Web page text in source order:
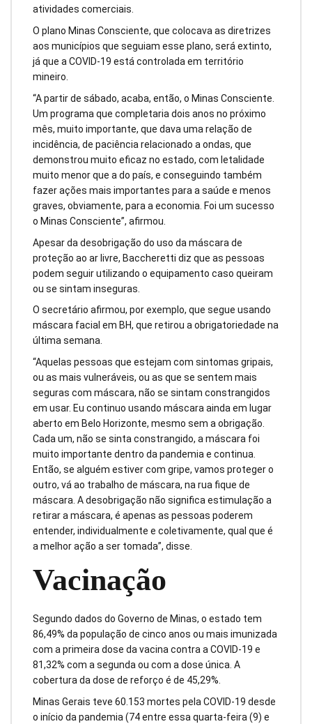
atividades comerciais.
O plano Minas Consciente, que colocava as diretrizes
aos municípios que seguiam esse plano, será extinto,
já que a COVID-19 está controlada em território
mineiro.
“A partir de sábado, acaba, então, o Minas Consciente.
Um programa que completaria dois anos no próximo
mês, muito importante, que dava uma relação de
incidência, de paciência relacionado a ondas, que
demonstrou muito eficaz no estado, com letalidade
muito menor que a do país, e conseguindo também
fazer ações mais importantes para a saúde e menos
graves, obviamente, para a economia. Foi um sucesso
o Minas Consciente”, afirmou.
Apesar da desobrigação do uso da máscara de
proteção ao ar livre, Baccheretti diz que as pessoas
podem seguir utilizando o equipamento caso queiram
ou se sintam inseguras.
O secretário afirmou, por exemplo, que segue usando
máscara facial em BH, que retirou a obrigatoriedade na
última semana.
“Aquelas pessoas que estejam com sintomas gripais,
ou as mais vulneráveis, ou as que se sentem mais
seguras com máscara, não se sintam constrangidos
em usar. Eu continuo usando máscara ainda em lugar
aberto em Belo Horizonte, mesmo sem a obrigação.
Cada um, não se sinta constrangido, a máscara foi
muito importante dentro da pandemia e continua.
Então, se alguém estiver com gripe, vamos proteger o
outro, vá ao trabalho de máscara, na rua fique de
máscara. A desobrigação não significa estimulação a
retirar a máscara, é apenas as pessoas poderem
entender, individualmente e coletivamente, qual que é
a melhor ação a ser tomada”, disse.
Vacinação
Segundo dados do Governo de Minas, o estado tem
86,49% da população de cinco anos ou mais imunizada
com a primeira dose da vacina contra a COVID-19 e
81,32% com a segunda ou com a dose única. A
cobertura da dose de reforço é de 45,29%.
Minas Gerais teve 60.153 mortes pela COVID-19 desde
o início da pandemia (74 entre essa quarta-feira (9) e